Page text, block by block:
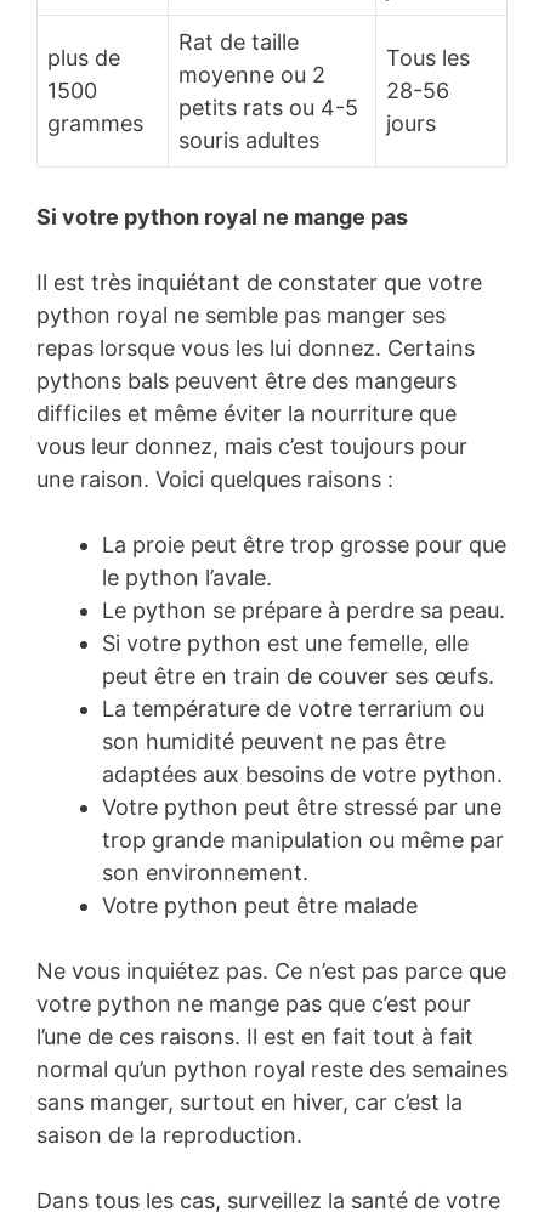
plus de
1500
grammes
Rat de taille
moyenne ou 2
petits rats ou 4-5
souris adultes
Tous les
28-56
jours
Si votre python royal ne mange pas
Il est très inquiétant de constater que votre
python royal ne semble pas manger ses
repas lorsque vous les lui donnez. Certains
pythons bals peuvent être des mangeurs
difficiles et même éviter la nourriture que
vous leur donnez, mais c’est toujours pour
une raison. Voici quelques raisons :
La proie peut être trop grosse pour que
le python l’avale.
Le python se prépare à perdre sa peau.
Si votre python est une femelle, elle
peut être en train de couver ses œufs.
La température de votre terrarium ou
son humidité peuvent ne pas être
adaptées aux besoins de votre python.
Votre python peut être stressé par une
trop grande manipulation ou même par
son environnement.
Votre python peut être malade
Ne vous inquiétez pas. Ce n’est pas parce que
votre python ne mange pas que c’est pour
l’une de ces raisons. Il est en fait tout à fait
normal qu’un python royal reste des semaines
sans manger, surtout en hiver, car c’est la
saison de la reproduction.
Dans tous les cas, surveillez la santé de votre